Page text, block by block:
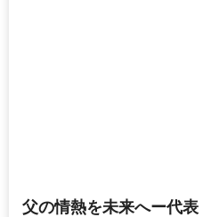
父の情熱を未来へー代